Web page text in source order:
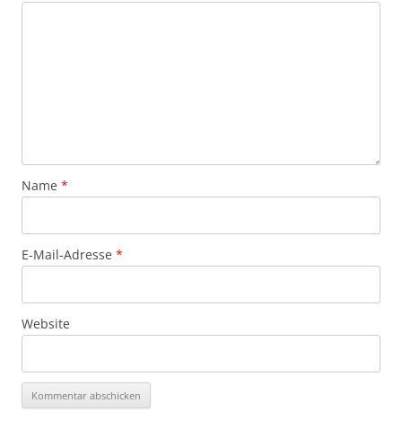
Name *
E-Mail-Adresse *
Website